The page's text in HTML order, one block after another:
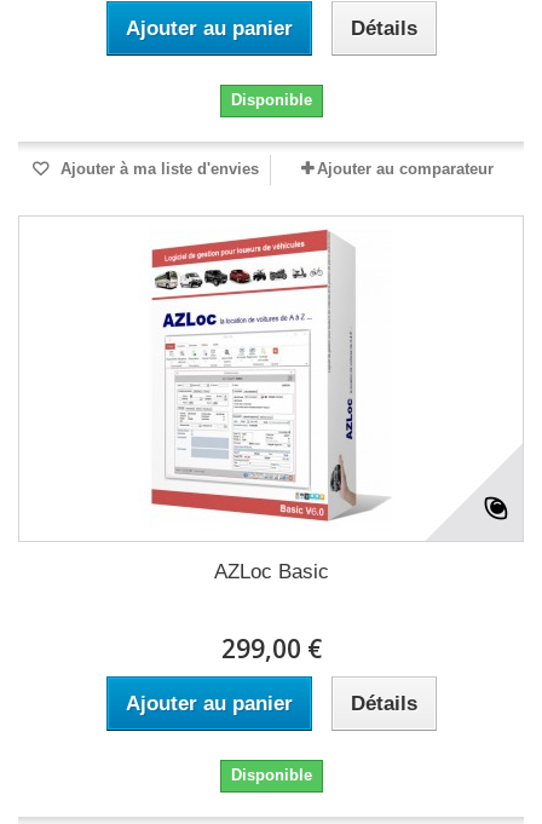
Ajouter au panier Détails
Disponible
Ajouter à ma liste d'envies Ajouter au comparateur
AZLoc Basic
299,00 €
Ajouter au panier Détails
Disponible